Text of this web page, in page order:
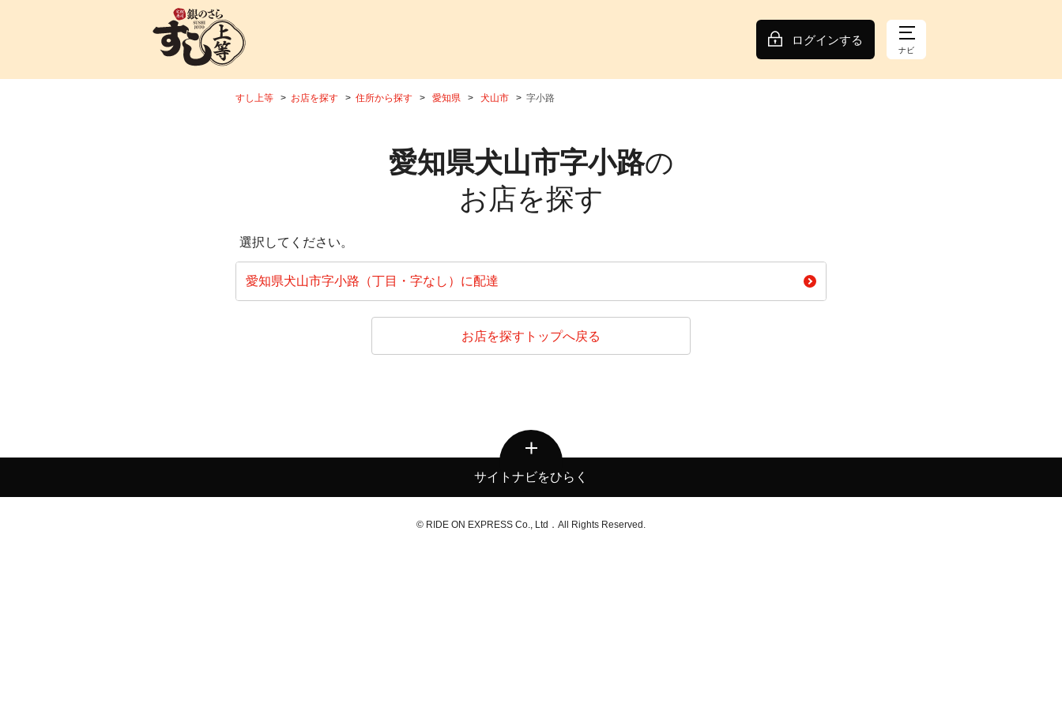
ログインする
ナビ
すし上等 お店を探す 住所から探す 愛知県 犬山市 字小路
愛知県犬山市字小路の
お店を探す
選択してください。
愛知県犬山市字小路（丁目・字なし）に配達
お店を探すトップへ戻る
サイトナビをひらく
© RIDE ON EXPRESS Co., Ltd．All Rights Reserved.